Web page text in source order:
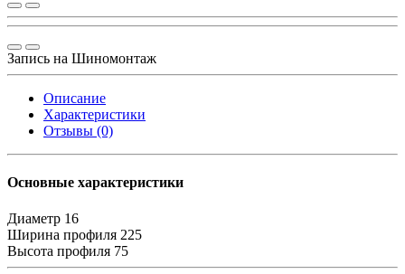
Запись на Шиномонтаж
Описание
Характеристики
Отзывы (0)
Основные характеристики
Диаметр 16
Ширина профиля 225
Высота профиля 75